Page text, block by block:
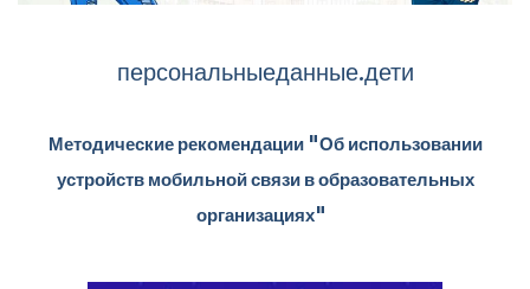
персональныеданные.дети
Методические рекомендации "Об использовании
устройств мобильной связи в образовательных
организациях"